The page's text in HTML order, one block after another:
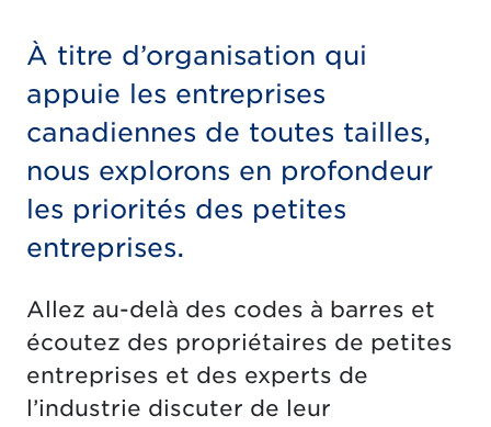
À titre d’organisation qui
appuie les entreprises
canadiennes de toutes tailles,
nous explorons en profondeur
les priorités des petites
entreprises.
Allez au-delà des codes à barres et
écoutez des propriétaires de petites
entreprises et des experts de
l’industrie discuter de leur